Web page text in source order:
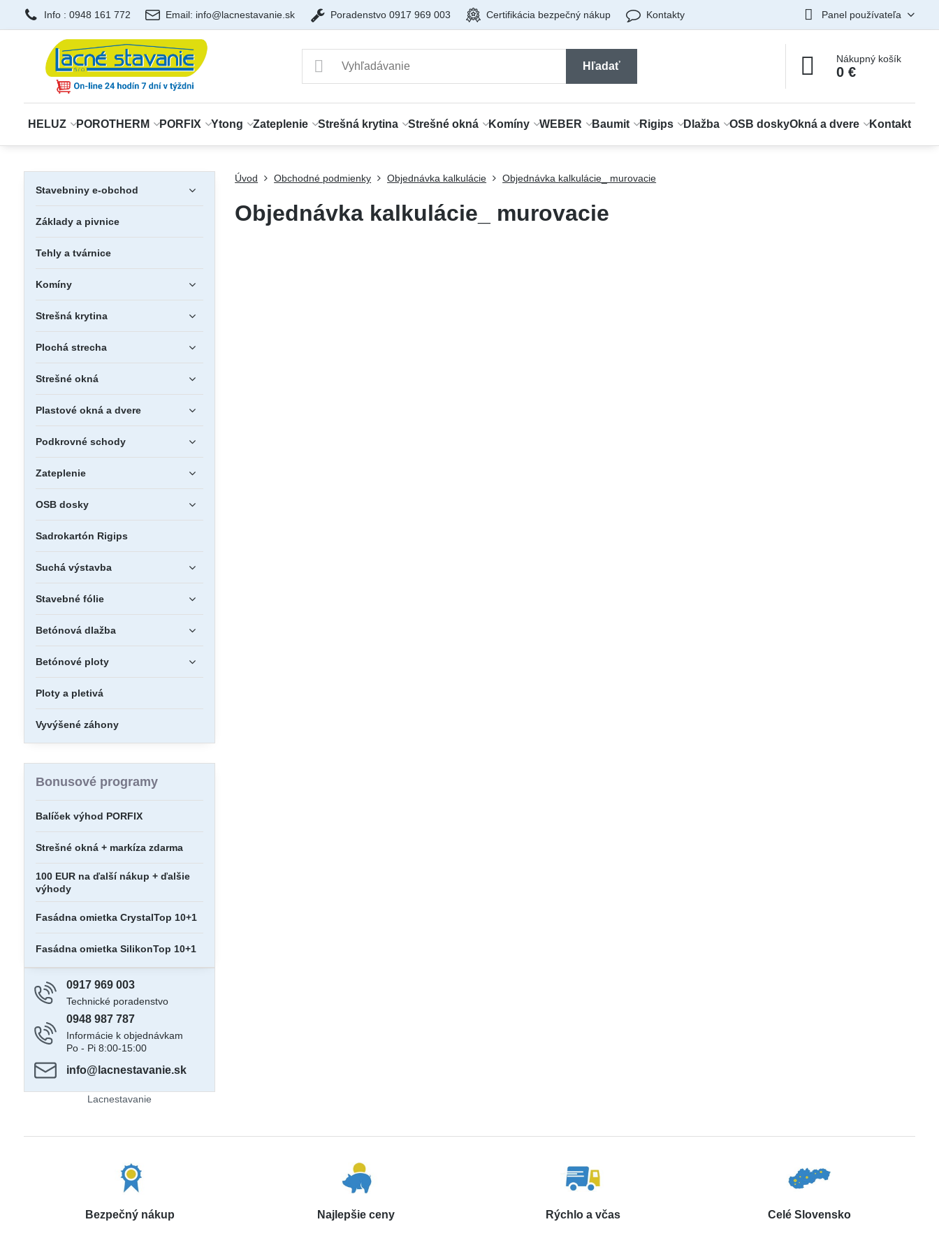
Info : 0948 161 772 Email: info@lacnestavanie.sk Poradenstvo 0917 969 003 Certifikácia bezpečný nákup Kontakty Panel používateľa
Hľadať
Nákupný košík
0 €
HELUZ POROTHERM PORFIX Ytong Zateplenie Strešná krytina Strešné okná Komíny WEBER Baumit Rigips Dlažba OSB doskyOkná a dvere Kontakt
Úvod Obchodné podmienky Objednávka kalkulácie Objednávka kalkulácie_ murovacie
Objednávka kalkulácie_ murovacie
Stavebniny e-obchod
Základy a pivnice
Tehly a tvárnice
Komíny
Strešná krytina
Plochá strecha
Strešné okná
Plastové okná a dvere
Podkrovné schody
Zateplenie
OSB dosky
Sadrokartón Rigips
Suchá výstavba
Stavebné fólie
Betónová dlažba
Betónové ploty
Ploty a pletivá
Vyvýšené záhony
Bonusové programy
Balíček výhod PORFIX
Strešné okná + markíza zdarma
100 EUR na ďalší nákup + ďalšie
výhody
Fasádna omietka CrystalTop 10+1
Fasádna omietka SilikonTop 10+1
0917 969 003
Technické poradenstvo
0948 987 787
Informácie k objednávkam
Po - Pi 8:00-15:00
info​@lacnestavanie​.sk
Lacnestavanie
Bezpečný nákup Najlepšie ceny Rýchlo a včas Celé Slovensko